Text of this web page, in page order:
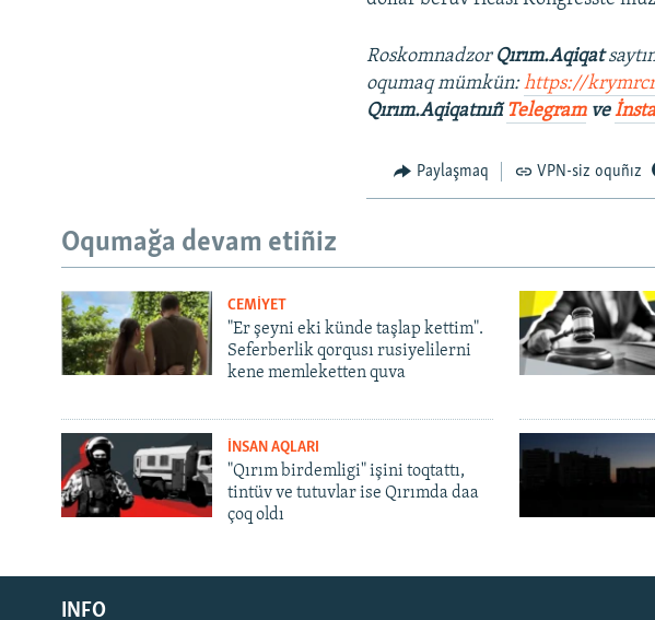
Русский
Українською
Roskomnadzor Qırım.Aqiqat
oqumaq mümkün:https://
Qırım.AqiqatnıñTelegramve
Paylaşmaq VPN-siz oquñız
Oqumağa devam etiñiz
CEMİYET
"Er şeyni eki künde taşlap kettim".
Seferberlik qorqusı rusiyelilerni
kene memleketten quva
İNSAN AQLARI
"Qırım birdemligi" işini toqtattı,
tintüv ve tutuvlar ise Qırımda daa
çoq oldı
INFO